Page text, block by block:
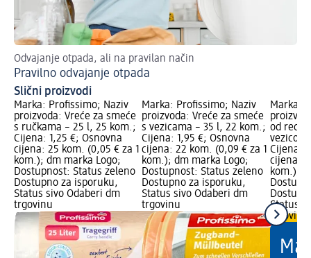
Odvajanje otpada, ali na pravilan način
Pravilno odvajanje otpada
Slični proizvodi
Marka: Profissimo; Naziv
proizvoda: Vreće za smeće
s ručkama – 25 l, 25 kom.;
Cijena: 1,25 €; Osnovna
cijena: 25 kom. (0,05 € za 1
kom.); dm marka Logo;
Dostupnost: Status zeleno
Dostupno za isporuku,
Status sivo Odaberi dm
trgovinu
Marka: Profissimo; Naziv
proizvoda: Vreće za smeće
s vezicama – 35 l, 22 kom.;
Cijena: 1,95 €; Osnovna
cijena: 22 kom. (0,09 € za 1
kom.); dm marka Logo;
Dostupnost: Status zeleno
Dostupno za isporuku,
Status sivo Odaberi dm
trgovinu
Marka:
od
vezicom
Cijena:
cijena:
kom.);
Status
trgovinu